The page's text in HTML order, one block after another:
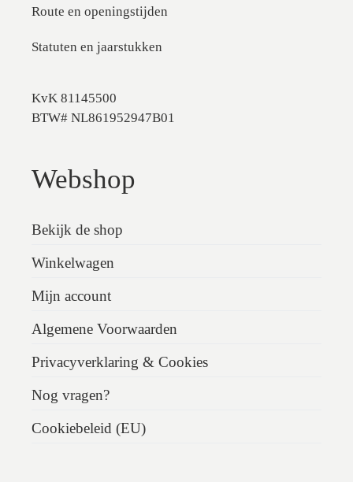
Route en openingstijden
Statuten en jaarstukken
KvK 81145500
BTW# NL861952947B01
Webshop
Bekijk de shop
Winkelwagen
Mijn account
Algemene Voorwaarden
Privacyverklaring & Cookies
Nog vragen?
Cookiebeleid (EU)